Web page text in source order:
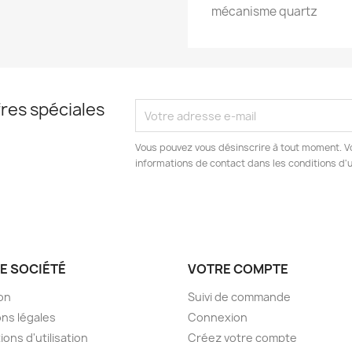
mécanisme quartz
spéciales
Vous pouvez vous désinscrire à tout moment.
informations de contact dans les conditions
SOCIÉTÉ
légales
d'utilisation
VOTRE COMPTE
Suivi de commande
Connexion
Créez votre compte